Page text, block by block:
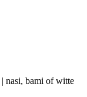
| nasi, bami of witte